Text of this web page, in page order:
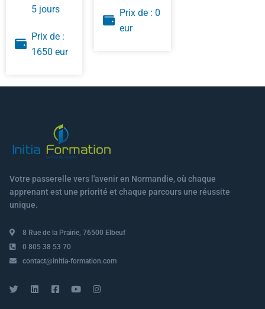
5 jours
Prix de :
1650 eur
Prix de : 0
eur
Votre passerelle vers l'avenir en Normandie, où chaque
apprenant est une priorité et chaque parcours une réussite
unique.
8 Rue de la Prairie, 76500 Elbeuf
0 805 38 53 70
contact@initia-formation.com